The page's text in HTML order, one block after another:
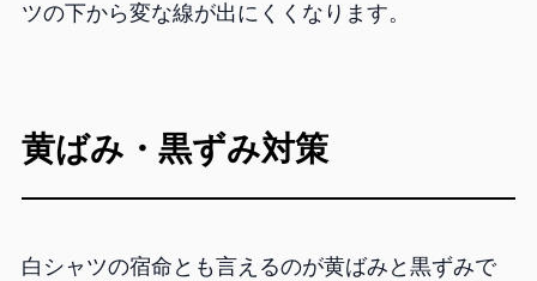
ツの下から変な線が出にくくなります。
黄ばみ・黒ずみ対策
白シャツの宿命とも言えるのが黄ばみと黒ずみで